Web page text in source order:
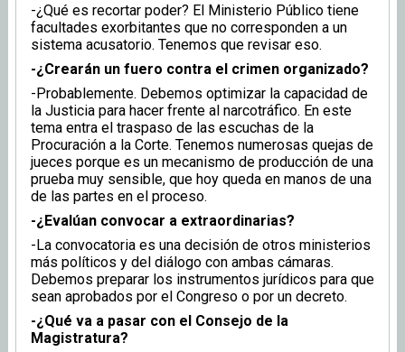
-¿Qué es recortar poder? El Ministerio Público tiene
facultades exorbitantes que no corresponden a un
sistema acusatorio. Tenemos que revisar eso.
-¿Crearán un fuero contra el crimen organizado?
-Probablemente. Debemos optimizar la capacidad de
la Justicia para hacer frente al narcotráfico. En este
tema entra el traspaso de las escuchas de la
Procuración a la Corte. Tenemos numerosas quejas de
jueces porque es un mecanismo de producción de una
prueba muy sensible, que hoy queda en manos de una
de las partes en el proceso.
-¿Evalúan convocar a extraordinarias?
-La convocatoria es una decisión de otros ministerios
más políticos y del diálogo con ambas cámaras.
Debemos preparar los instrumentos jurídicos para que
sean aprobados por el Congreso o por un decreto.
-¿Qué va a pasar con el Consejo de la
Magistratura?